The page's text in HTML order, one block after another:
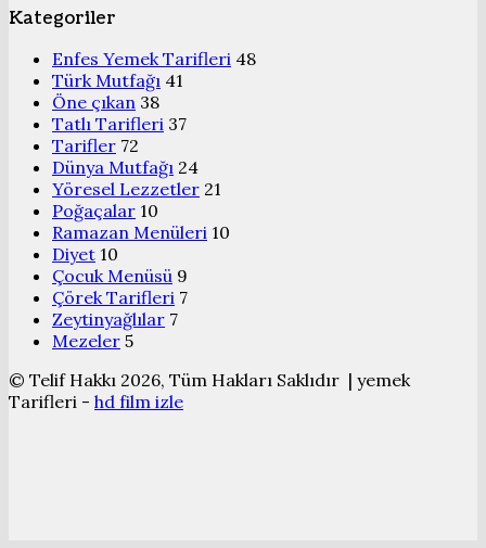
Kategoriler
Enfes Yemek Tarifleri 48
Türk Mutfağı 41
Öne çıkan 38
Tatlı Tarifleri 37
Tarifler 72
Dünya Mutfağı 24
Yöresel Lezzetler 21
Poğaçalar 10
Ramazan Menüleri 10
Diyet 10
Çocuk Menüsü 9
Çörek Tarifleri 7
Zeytinyağlılar 7
Mezeler 5
© Telif Hakkı 2026, Tüm Hakları Saklıdır | yemek
Tarifleri - hd film izle